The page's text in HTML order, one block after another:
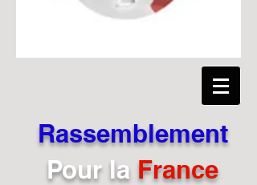
Rassemblement
Pour la France